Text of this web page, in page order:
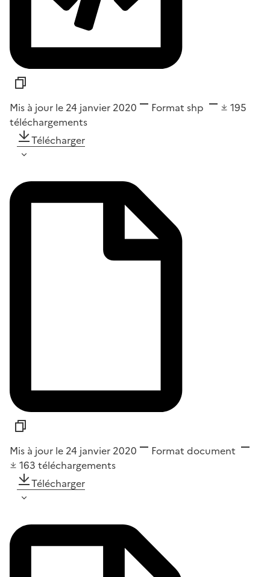
Mis à jour le 24 janvier 2020 Format shp
195
téléchargements
Télécharger
Mis à jour le 24 janvier 2020 Format document
163 téléchargements
Télécharger